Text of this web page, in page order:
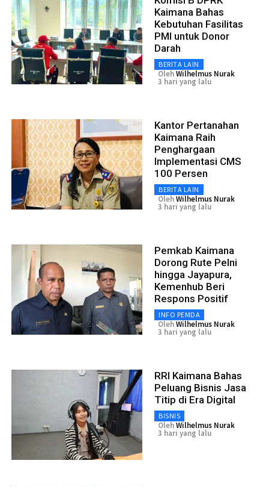
Kaimana Bahas
Kebutuhan Fasilitas
PMI untuk Donor
Darah
BERITA LAIN
OlehWilhelmus Nurak
3 hari yang lalu
Kantor Pertanahan
Kaimana Raih
Penghargaan
Implementasi CMS
100 Persen
BERITA LAIN
OlehWilhelmus Nurak
3 hari yang lalu
Pemkab Kaimana
Dorong Rute Pelni
hingga Jayapura,
Kemenhub Beri
Respons Positif
INFO PEMDA
OlehWilhelmus Nurak
3 hari yang lalu
RRI Kaimana Bahas
Peluang Bisnis Jasa
Titip di Era Digital
BISNIS
OlehWilhelmus Nurak
3 hari yang lalu